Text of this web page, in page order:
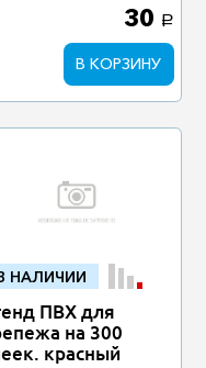
30 a
В КОРЗИНУ
НАЛИЧИИ
ПВХ для
на 300
красный